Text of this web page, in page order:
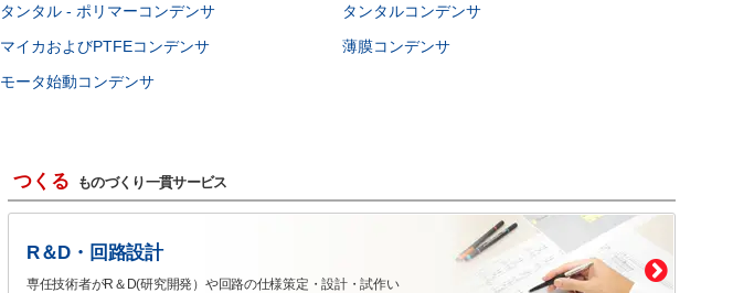
タンタル - ポリマーコンデンサ
タンタルコンデンサ
マイカおよびPTFEコンデンサ
薄膜コンデンサ
モータ始動コンデンサ
つくる ものづくり一貫サービス
R＆D・回路設計
専任技術者がR＆D(研究開発）や回路の仕様策定・設計・試作い